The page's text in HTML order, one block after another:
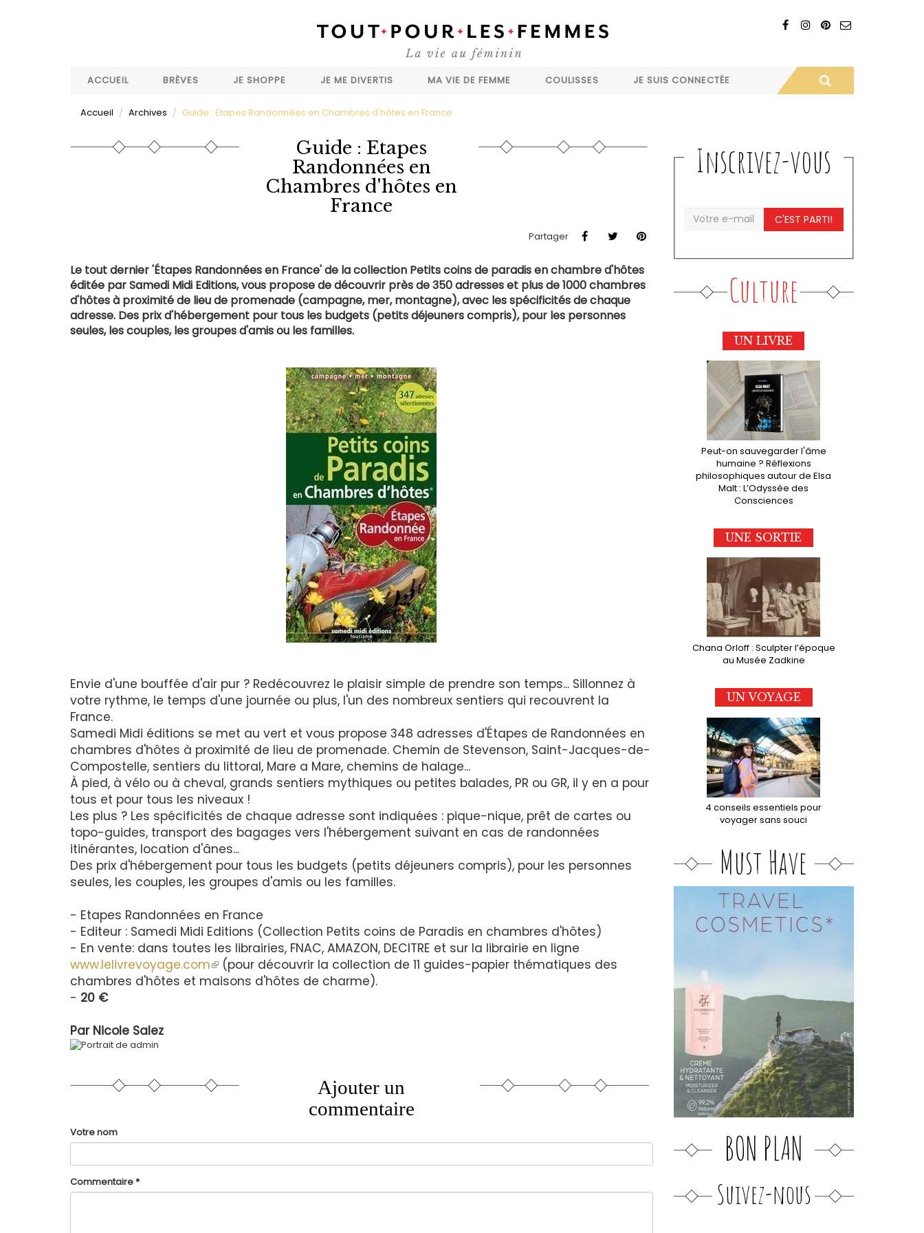
ACCUEIL
BRÈVES JE SHOPPE JE ME DIVERTIS MA VIE DE FEMME COULISSES JE SUIS CONNECTÉE
Accueil Archives Guide : Etapes Randonnées en Chambres d'hôtes en France
Guide : Etapes
Randonnées en
Chambres d'hôtes en
France
Partager
Le tout dernier 'Étapes Randonnées en France' de la collection Petits coins de paradis en chambre d'hôtes
éditée par Samedi Midi Editions, vous propose de découvrir près de 350 adresses et plus de 1000 chambres
d'hôtes à proximité de lieu de promenade (campagne, mer, montagne), avec les spécificités de chaque
adresse. Des prix d'hébergement pour tous les budgets (petits déjeuners compris), pour les personnes
seules, les couples, les groupes d'amis ou les familles.
Envie d'une bouffée d'air pur ? Redécouvrez le plaisir simple de prendre son temps... Sillonnez à
votre rythme, le temps d'une journée ou plus, l'un des nombreux sentiers qui recouvrent la
France.
Samedi Midi éditions se met au vert et vous propose 348 adresses d'Étapes de Randonnées en
chambres d'hôtes à proximité de lieu de promenade. Chemin de Stevenson, Saint-Jacques-de-
Compostelle, sentiers du littoral, Mare a Mare, chemins de halage...
À pied, à vélo ou à cheval, grands sentiers mythiques ou petites balades, PR ou GR, il y en a pour
tous et pour tous les niveaux !
Les plus ? Les spécificités de chaque adresse sont indiquées : pique-nique, prêt de cartes ou
topo-guides, transport des bagages vers l'hébergement suivant en cas de randonnées
itinérantes, location d'ânes...
Des prix d'hébergement pour tous les budgets (petits déjeuners compris), pour les personnes
seules, les couples, les groupes d'amis ou les familles.
- Etapes Randonnées en France
- Editeur : Samedi Midi Editions (Collection Petits coins de Paradis en chambres d'hôtes)
- En vente: dans toutes les librairies, FNAC, AMAZON, DECITRE et sur la librairie en ligne
www.lelivrevoyage.com(le
lien
(pour découvrir la collection de 11 guides-papier thématiques des
chambres d'hôtes et maisons d'hôtes de charme).
- 20 €
Par Nicole Salez
Ajouter un
commentaire
Votre nom
Commentaire *
Inscrivez-vous
C'EST PARTI!
Culture
UN LIVRE
Peut-on sauvegarder l'âme
humaine ? Réflexions
philosophiques autour de Elsa
Malt : L’Odyssée des
Consciences
UNE SORTIE
Chana Orloff : Sculpter l’époque
au Musée Zadkine
UN VOYAGE
4 conseils essentiels pour
voyager sans souci
Must Have
BON PLAN
Suivez-nous